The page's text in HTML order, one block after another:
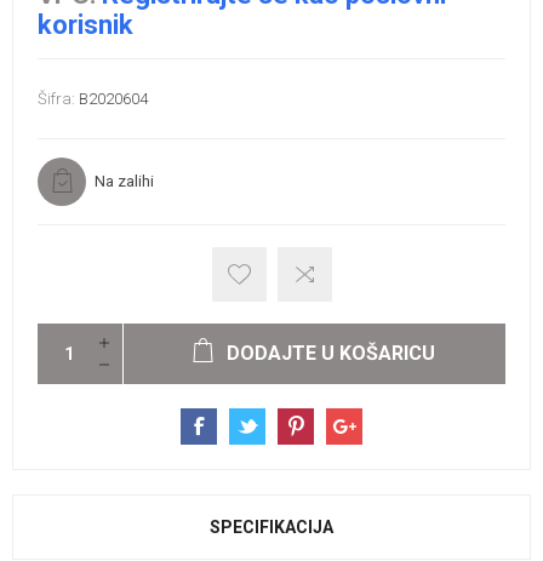
korisnik
Šifra: B2020604
Na zalihi
DODAJTE U KOŠARICU
SPECIFIKACIJA